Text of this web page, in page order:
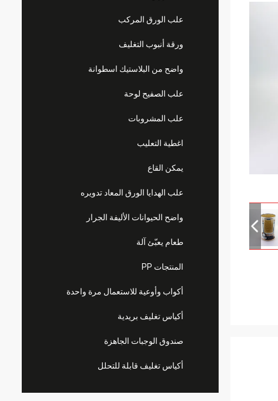
علب الورق المركب
ورقة أنبوب التغليف
واضح من البلاستيك اسطوانة
علب الصفيح لوحة
علب المشروبات
اغطية التعليب
يمكن القاع
علب الهدايا الورق المعاد تدويره
واضح الحيوانات الأليفة الجرار
طعام يعبّئ آلة
المنتجات PP
أكواب وأوعية للاستعمال مرة واحدة
أكياس تغليف بريدية
صندوق الوجبات الجاهزة
أكياس تغليف قابلة للتحلل